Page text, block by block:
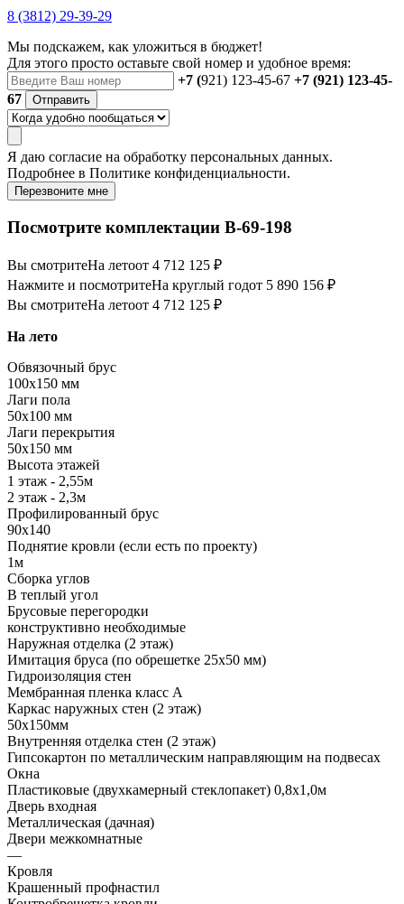
8 (3812) 29-39-29
Мы подскажем, как уложиться в бюджет!
Для этого просто оставьте свой номер и удобное время:
+7 (921) 123-45-67 +7 (921) 123-45-
67
Отправить
Я даю согласие на обработку персональных данных.
Подробнее в Политике конфиденциальности.
Перезвоните мне
Посмотрите комплектации В-69-198
Вы смотритеНа летоот 4 712 125 ₽
Нажмите и посмотритеНа круглый годот 5 890 156 ₽
Вы смотритеНа летоот 4 712 125 ₽
На лето
Обвязочный брус
100х150 мм
Лаги пола
50х100 мм
Лаги перекрытия
50х150 мм
Высота этажей
1 этаж - 2,55м
2 этаж - 2,3м
Профилированный брус
90х140
Поднятие кровли (если есть по проекту)
1м
Сборка углов
В теплый угол
Брусовые перегородки
конструктивно необходимые
Наружная отделка (2 этаж)
Имитация бруса (по обрешетке 25х50 мм)
Гидроизоляция стен
Мембранная пленка класс А
Каркас наружных стен (2 этаж)
50х150мм
Внутренняя отделка стен (2 этаж)
Гипсокартон по металлическим направляющим на подвесах
Окна
Пластиковые (двухкамерный стеклопакет) 0,8х1,0м
Дверь входная
Металлическая (дачная)
Двери межкомнатные
—
Кровля
Крашенный профнастил